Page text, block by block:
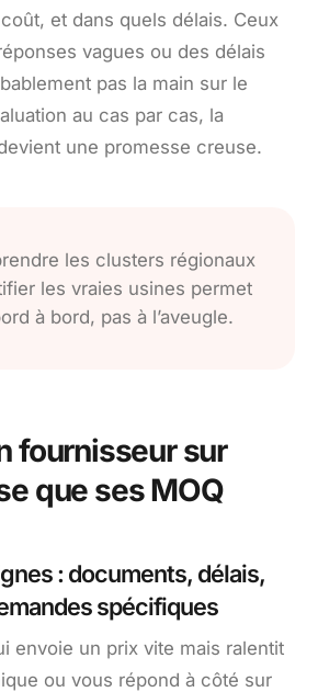
et dans quels délais. Ceux
vagues ou des délais
pas la main sur le
au cas par cas, la
une promesse creuse.
les clusters régionaux
les vraies usines permet
à bord, pas à l’aveugle.
fournisseur sur
que ses MOQ
: documents, délais,
spécifiques
envoie un prix vite mais ralentit
ou vous répond à côté sur